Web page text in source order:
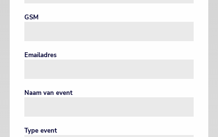
GSM
Emailadres
Naam van event
Type event